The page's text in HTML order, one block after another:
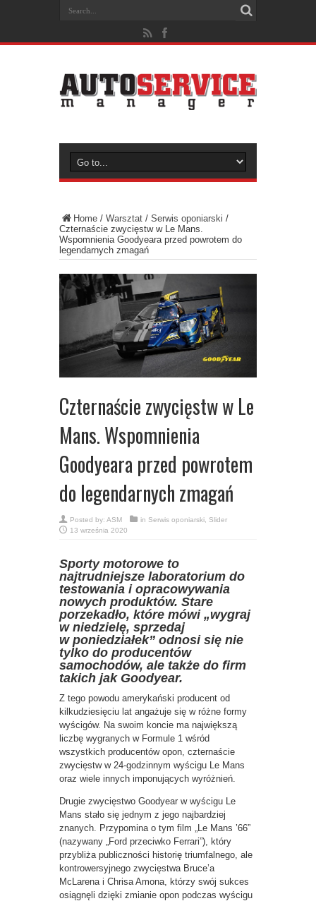
Home / Warsztat / Serwis oponiarski /
Czternaście zwycięstw w Le Mans.
Wspomnienia Goodyeara przed powrotem do
legendarnych zmagań
Czternaście zwycięstw w Le
Mans. Wspomnienia
Goodyeara przed powrotem
do legendarnych zmagań
Posted by: ASM in Serwis oponiarski Slider
13 września 2020
Sporty motorowe to
najtrudniejsze laboratorium do
testowania i opracowywania
nowych produktów. Stare
porzekadło, które mówi „wygraj
w niedzielę, sprzedaj
w poniedziałek” odnosi się nie
tylko do producentów
samochodów, ale także do firm
takich jak Goodyear.
Z tego powodu amerykański producent od
kilkudziesięciu lat angażuje się w różne formy
wyścigów. Na swoim koncie ma największą
liczbę wygranych w Formule 1 wśród
wszystkich producentów opon, czternaście
zwycięstw w 24-godzinnym wyścigu Le Mans
oraz wiele innych imponujących wyróżnień.
Drugie zwycięstwo Goodyear w wyścigu Le
Mans stało się jednym z jego najbardziej
znanych. Przypomina o tym film „Le Mans ’66”
(nazywany „Ford przeciwko Ferrari”), który
przybliża publiczności historię triumfalnego, ale
kontrowersyjnego zwycięstwa Bruce’a
McLarena i Chrisa Amona, którzy swój sukces
osiągnęli dzięki zmianie opon podczas wyścigu